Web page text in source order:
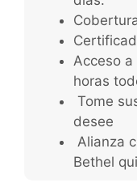
Acceso
horas
Tome
desee
Alianza
Bethel